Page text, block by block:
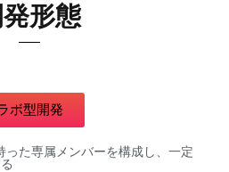
発形態
ボ型開発
った専属メンバーを構成し、一定